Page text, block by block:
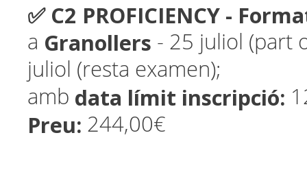
✅ C2 PROFICIENCY -
a Granollers - 25 juliol (part
juliol (resta examen);
amb data límit inscripció:
Preu: 244,00€